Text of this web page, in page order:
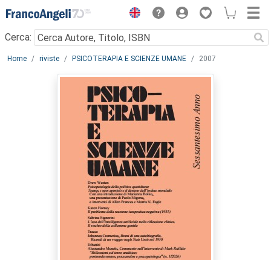
Menu
Cerca:
Main content
Home riviste PSICOTERAPIA E SCIENZE UMANE 2007